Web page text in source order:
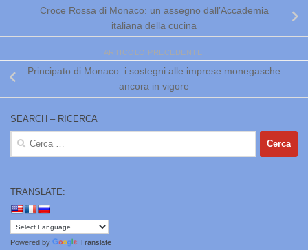
Croce Rossa di Monaco: un assegno dall’Accademia
italiana della cucina
ARTICOLO PRECEDENTE
Principato di Monaco: i sostegni alle imprese monegasche
ancora in vigore
SEARCH – RICERCA
Ricerca
TRANSLATE:
Powered by Translate